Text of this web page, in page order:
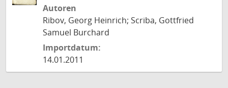
Autoren
Ribov, Georg Heinrich; Scriba, Gottfried
Samuel Burchard
Importdatum:
14.01.2011